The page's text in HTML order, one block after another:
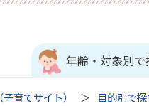
年齢・対象別で
育てサイト） 目的別で